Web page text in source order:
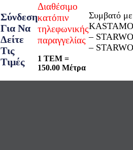
Σύνδεση
Για Να
Δείτε
Τις
Τιμές
Διαθέσιμο
κατόπιν
τηλεφωνικής
παραγγελίας
1 ΤΕΜ =
150.00 Μέτρα
Συμβατό
–
–